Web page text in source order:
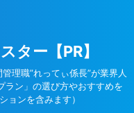
ター【PR】
理職”れってぃ係長”が業界人
ラン」の選び方やおすすめを
ョンを含みます）